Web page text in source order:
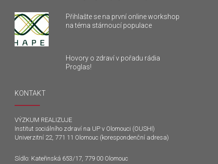
Přihlašte se na první online workshop
na téma stárnoucí populace
Hovory o zdraví v pořadu rádia
Proglas!
KONTAKT
VÝZKUM REALIZUJE
Institut sociálního zdraví na UP v Olomouci (OUSHI)
Univerzitní 22, 771 11 Olomouc (korespondenční adresa)
Sídlo: Kateřinská 653/17, 779 00 Olomouc